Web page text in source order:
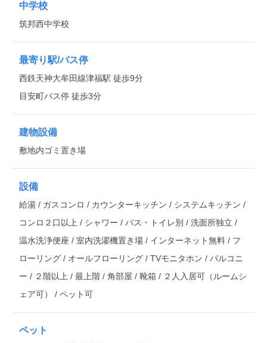
中学校
筑邦西中学校
最寄り駅/バス停
西鉄天神大牟田線津福駅 徒歩9分
目安町バス停 徒歩3分
建物設備
敷地内ゴミ置き場
設備
給湯 / ガスコンロ / カウンターキッチン / システムキッチン /
コンロ２口以上 / シャワー / バス・トイレ別 / 洗面所独立 /
温水洗浄便座 / 室内洗濯機置き場 / インターネット無料 / フ
ローリング / オールフローリング / TVモニタホン / バルコニ
ー / ２階以上 / 最上階 / 角部屋 / 靴箱 / ２人入居可（ルームシ
ェア可） / ペット可
ペット